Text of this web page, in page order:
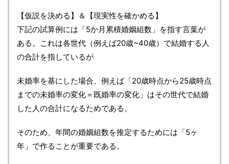
【仮説を決める】＆【現実性を確かめる】
下記の試算例には「5か月累積婚姻組数」を指す言葉が
ある。これは各世代（例えば20歳~40歳）で結婚する人
の合計を指しているが
未婚率を基にした場合、例えば「20歳時点から25歳時点
までの未婚率の変化＝既婚率の変化」はその世代で結婚
した人の合計になるためである。
そのため、年間の婚姻組数を推定するためには「5ヶ
年」で作ることが重要である。